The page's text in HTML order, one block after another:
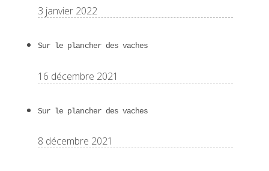
3 janvier 2022
Sur le plancher des vaches
16 décembre 2021
Sur le plancher des vaches
8 décembre 2021